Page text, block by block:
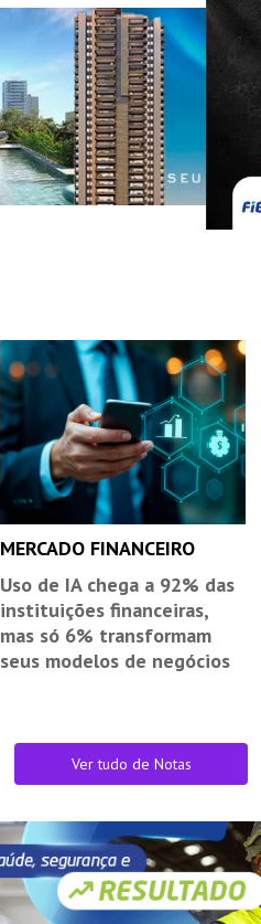
MERCADO FINANCEIRO
Uso de IA chega a 92% das
instituições financeiras,
mas só 6% transformam
seus modelos de negócios
Ver tudo de Notas